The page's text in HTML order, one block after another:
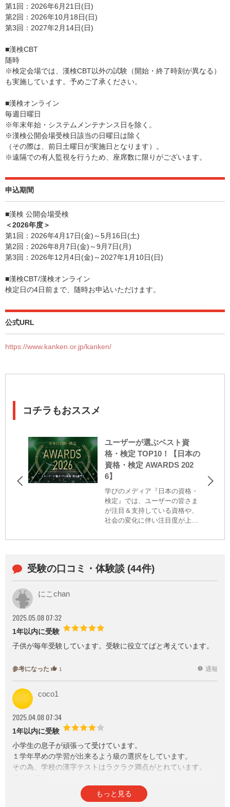
第1回：2026年6月21日(日)
第2回：2026年10月18日(日)
第3回：2027年2月14日(日)
■漢検CBT
随時
※検定会場では、漢検CBT以外の試験（開始・終了時刻が異なる）
も実施しています。予めご了承ください。
■漢検オンライン
毎週日曜日
※年末年始・システムメンテナンス日を除く。
※漢検公開会場受検日該当の日曜日は除く
（その際は、前日土曜日が実施日となります）。
※遠隔での有人監視を行うため、座席数に限りがございます。
申込期間
■漢検 公開会場受検
＜2026年度＞
第1回：2026年4月17日(金)～5月16日(土)
第2回：2026年8月7日(金)～9月7日(月)
第3回：2026年12月4日(金)～2027年1月10日(日)
■漢検CBT/漢検オンライン
検定日の4日前まで、随時お申込いただけます。
公式URL
https://www.kanken.or.jp/kanken/
コチラもおススメ
ユーザーが選ぶベスト資
格・検定 TOP10！【日本の
資格・検定 AWARDS 202
6】
学びのメディア『日本の資格・
検定』では、ユーザーの皆さま
が注目＆支持している資格や、
社会の変化に伴い注目度が上が
と共に、資格・検定に込められ
ることを目的に、毎年アワード
【ユーザーが選ぶベスト資格・
受験の口コミ・体験談 (44件)
にこchan
2025.05.08 07:32
1年以内に受験
子供が毎年受験しています。受験に役立てばと考えています。
参考になった thumb_up 1 report 通報
coco1
2025.04.08 07:34
1年以内に受験
小学生の息子が頑張って受けています。
１学年早めの学習が出来るよう級の選択をしています。
その為、学校の漢字テストはラクラク満点がとれています。
中学受験のために５級あたりまで取得したいと思います。
もっと見る